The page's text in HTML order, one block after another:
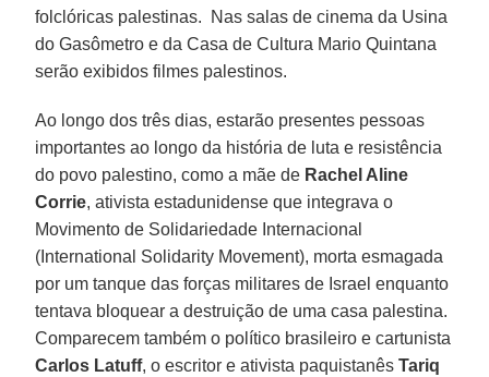
folclóricas palestinas. Nas salas de cinema da Usina
do Gasômetro e da Casa de Cultura Mario Quintana
serão exibidos filmes palestinos.
Ao longo dos três dias, estarão presentes pessoas
importantes ao longo da história de luta e resistência
do povo palestino, como a mãe de Rachel Aline
Corrie, ativista estadunidense que integrava o
Movimento de Solidariedade Internacional
(International Solidarity Movement), morta esmagada
por um tanque das forças militares de Israel enquanto
tentava bloquear a destruição de uma casa palestina.
Comparecem também o político brasileiro e cartunista
Carlos Latuff, o escritor e ativista paquistanêsTariq